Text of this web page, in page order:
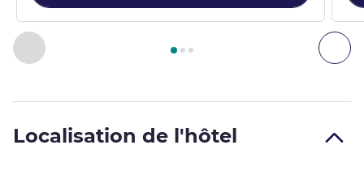
Précédent - Chambre
Page , Chambre 1 : Chambre standard avec 1 lit
Localisation de l'hôtel